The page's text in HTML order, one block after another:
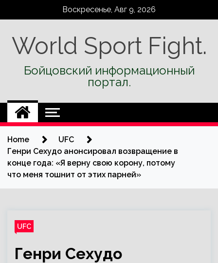
Воскресенье, Авг 9, 2026
World Sport Fight.
Бойцовский информационный
портал.
Home
UFC
Генри Сехудо анонсировал возвращение в
конце года: «Я верну свою корону, потому
что меня тошнит от этих парней»
UFC
Генри Сехудо